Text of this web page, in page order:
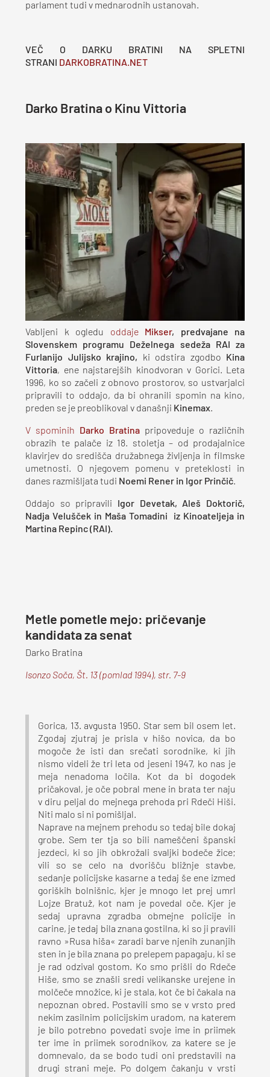
parlament tudi v mednarodnih ustanovah.
VEČ O DARKU BRATINI NA SPLETNI
STRANI
DARKOBRATINA.NET
Darko Bratina o Kinu Vittoria
Vabljeni k ogledu oddaje Mikser, predvajane na
Slovenskem programu Deželnega sedeža RAI za
Furlanijo Julijsko krajino, ki odstira zgodbo
Kina
Vittoria, ene najstarejših kinodvoran v Gorici. Leta
1996, ko so začeli z obnovo prostorov, so ustvarjalci
pripravili to oddajo, da bi ohranili spomin na kino,
preden se je preoblikoval v današnji Kinemax.
V spominih Darko Bratina pripoveduje o različnih
obrazih te palače iz 18. stoletja – od prodajalnice
klavirjev do središča družabnega življenja in filmske
umetnosti. O njegovem pomenu v preteklosti in
danes razmišljata tudi Noemi Rener in Igor Prinčič.
Oddajo so pripravili
Igor Devetak, Aleš Doktorič,
Nadja Velušček in Maša Tomadini iz Kinoateljeja in
Martina Repinc (RAI).
Metle pometle mejo: pričevanje
kandidata za senat
Darko Bratina
Isonzo Soča, Št. 13 (pomlad 1994), str. 7-9
Gorica, 13. avgusta 1950. Star sem bil osem let.
Zgodaj zjutraj je prisla v hišo novica, da bo
mogoče že isti dan srečati sorodnike, ki jih
nismo videli že tri leta od jeseni 1947, ko nas je
meja nenadoma ločila. Kot da bi dogodek
pričakoval, je oče pobral mene in brata ter naju
v diru peljal do mejnega prehoda pri Rdeči Hiši.
Niti malo si ni pomišljal.
Naprave na mejnem prehodu so tedaj bile dokaj
grobe. Sem ter tja so bili nameščeni španski
jezdeci, ki so jih obkrožali svaljki bodeče žice;
vili so se celo na dvorišču bližnje stavbe,
sedanje policijske kasarne a tedaj še ene izmed
goriških bolnišnic, kjer je mnogo let prej umrl
Lojze Bratuž, kot nam je povedal oče. Kjer je
sedaj upravna zgradba obmejne policije in
carine, je tedaj bila znana gostilna, ki so ji pravili
ravno »Rusa hiša« zaradi barve njenih zunanjih
sten in je bila znana po prelepem papagaju, ki se
je rad odzival gostom. Ko smo prišli do Rdeče
Hiše, smo se znašli sredi velikanske urejene in
molčeče množice, ki je stala, kot če bi čakala na
nepoznan obred. Postavili smo se v vrsto pred
nekim zasilnim policijskim uradom, na katerem
je bilo potrebno povedati svoje ime in priimek
ter ime in priimek sorodnikov, za katere se je
domnevalo, da se bodo tudi oni predstavili na
drugi strani meje. Po dolgem čakanju v vrsti